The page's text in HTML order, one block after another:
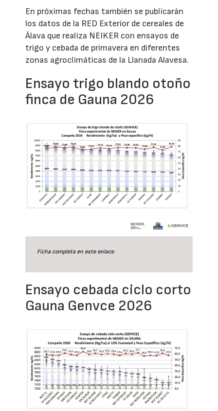
En próximas fechas también se publicarán
los datos de la RED Exterior de cereales de
Álava que realiza NEIKER con ensayos de
trigo y cebada de primavera en diferentes
zonas agroclimáticas de la Llanada Alavesa.
Ensayo trigo blando otoño
finca de Gauna 2026
Ficha completa en este enlace
Ensayo cebada ciclo corto
Gauna Genvce 2026